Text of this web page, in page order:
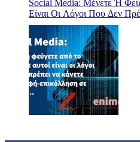
Social Media: Μένετε Ή
Είναι Οι Λόγοι Που Δεν
Επικόλληση Σε Κείμενα…